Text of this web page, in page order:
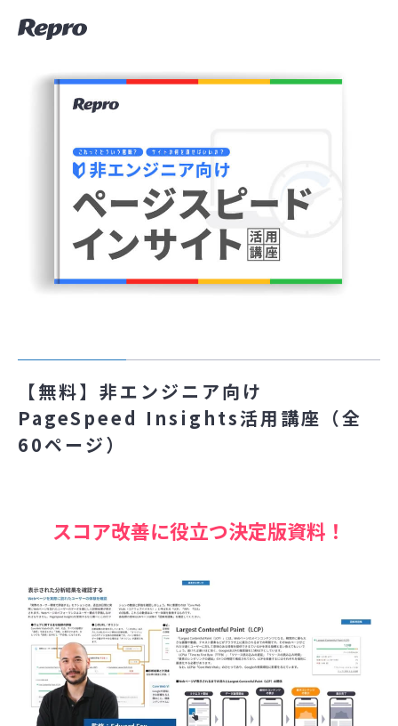
【無料】非エンジニア向け
PageSpeed Insights活用講座（全
60ページ）
スコア改善に役立つ決定版資料！